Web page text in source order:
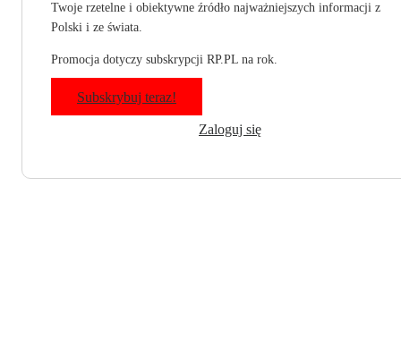
Twoje rzetelne i obiektywne źródło najważniejszych informacji z
Polski i ze świata.
Promocja dotyczy subskrypcji RP.PL na rok.
Subskrybuj teraz!
Zaloguj się